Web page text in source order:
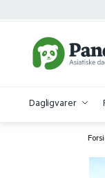
Dagligvarer